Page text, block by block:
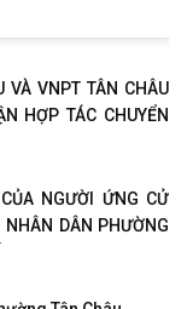
VÀ VNPT TÂN CHÂU
HỢP TÁC CHUYỂN
NGƯỜI ỨNG CỬ
DÂN PHƯỜNG
2026-2031